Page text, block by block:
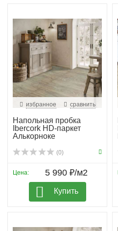
избранное сравнить
Напольная пробка
Ibercork HD-паркет
Алькорноке
(0)
Цена: 5 990 ₽/м2
Купить